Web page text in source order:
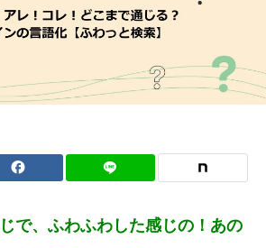
で、ふわふわした感じの！あの